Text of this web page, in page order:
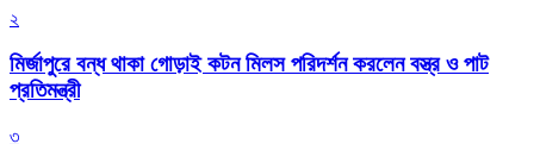
২
মির্জাপুরে বন্ধ থাকা গোড়াই কটন মিলস পরিদর্শন করলেন বস্ত্র ও পাট
প্রতিমন্ত্রী
৩